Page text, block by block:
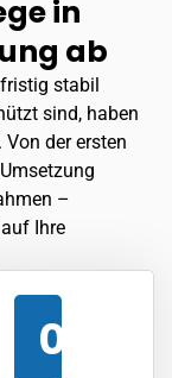
in
ab
stabil
sind, haben
der ersten
–
Ihre
03